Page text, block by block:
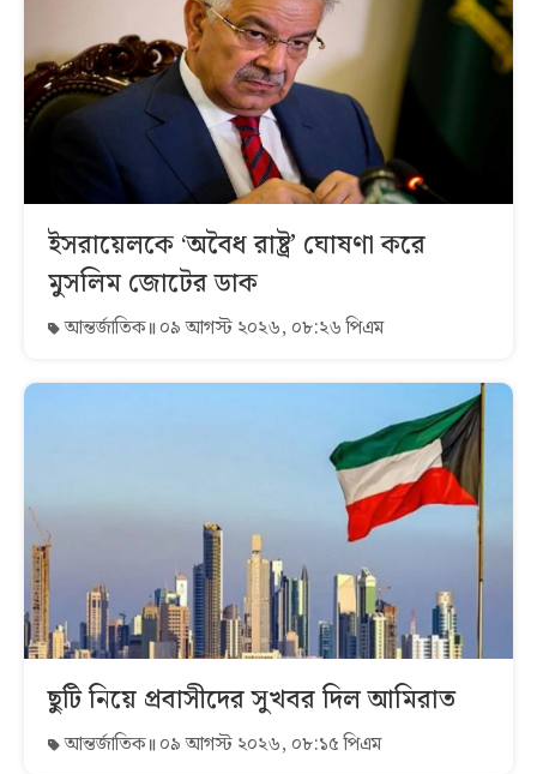
ইসরায়েলকে ‘অবৈধ রাষ্ট্র’ ঘোষণা করে
মুসলিম জোটের ডাক
আন্তর্জাতিক ০৯ আগস্ট ২০২৬, ০৮:২৬ পিএম
ছুটি নিয়ে প্রবাসীদের সুখবর দিল আমিরাত
আন্তর্জাতিক ০৯ আগস্ট ২০২৬, ০৮:১৫ পিএম